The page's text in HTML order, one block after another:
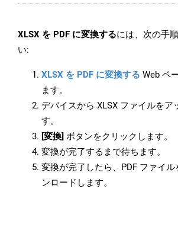
XLSX を PDF に変換するには、次の手
い:
XLSX を PDF に変換する Web ペ
ます。
デバイスから XLSX ファイルをア
す。
[変換] ボタンをクリックします。
変換が完了するまで待ちます。
変換が完了したら、PDF ファイ
ンロードします。